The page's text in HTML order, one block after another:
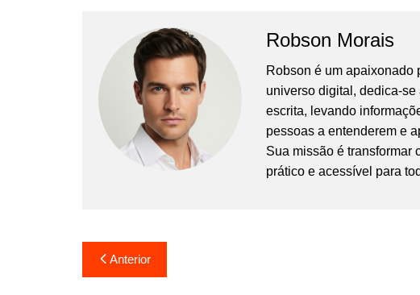
Robson Morais
Robson é um apaixonado
universo digital, dedica-
escrita, levando
pessoas a entenderem e
Sua missão é transformar
prático e acessível para
Navegação
de
Anterior